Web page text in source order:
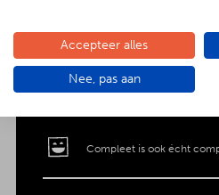
Compleet is ook écht
Accepteer alles
Nee, pas aan